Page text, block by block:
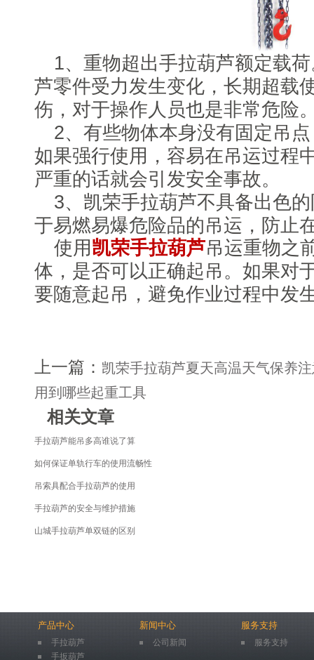
1、重物超出手拉葫芦额定载
芦零件受力发生变化，长期超载
伤，对于操作人员也是非常危险
2、有些物体本身没有固定吊
如果强行使用，容易在吊运过程
严重的话就会引发安全事故。
3、凯荣手拉葫芦不具备出色
于易燃易爆危险品的吊运，防止
使用 凯荣手拉葫芦吊运重物之
体，是否可以正确起吊。如果对
要随意起吊，避免作业过程中发
上一篇： 凯荣手拉葫芦夏天高温天气保养
用到哪些起重工具
相关文章
手拉葫芦能吊多高谁说了算
如何保证单轨行车的使用流畅性
吊索具配合手拉葫芦的使用
手拉葫芦的安全与维护措施
山城手拉葫芦单双链的区别
产品中心
手拉葫芦
手扳葫芦
新闻中心
公司新闻
服务支持
服务支持